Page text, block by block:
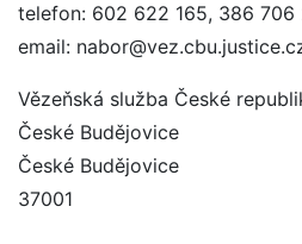
telefon: 602 622 165, 386 706
email:
Vězeňská služba České
České Budějovice
České Budějovice
37001